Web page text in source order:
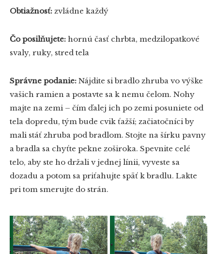
Obtiažnosť: zvládne každý
Čo posilňujete: hornú časť chrbta, medzilopatkové
svaly, ruky, stred tela
Správne podanie: Nájdite si bradlo zhruba vo výške
vašich ramien a postavte sa k nemu čelom. Nohy
majte na zemi – čím ďalej ich po zemi posuniete od
tela dopredu, tým bude cvik ťažší; začiatočníci by
mali stáť zhruba pod bradlom. Stojte na šírku pavny
a bradla sa chyťte pekne zoširoka. Spevnite celé
telo, aby ste ho držali v jednej línii, vyveste sa
dozadu a potom sa priťahujte späť k bradlu. Lakte
pri tom smerujte do strán.